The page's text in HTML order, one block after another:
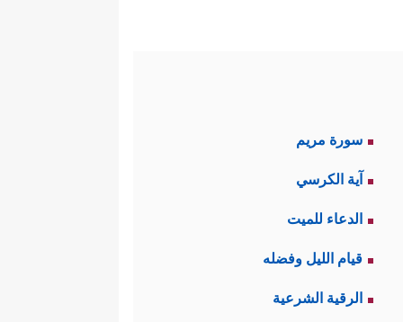
سورة مريم
آية الكرسي
الدعاء للميت
قيام الليل وفضله
الرقية الشرعية